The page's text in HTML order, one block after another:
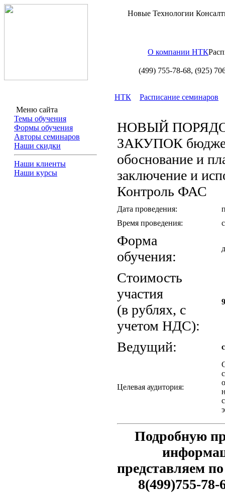
Новые Технологии
О компании НТК
(499) 755-78-68, (925)
Меню сайта
Темы обучения
Формы обучения
Авторы семинаров
Наши скидки
Наши клиенты
Наши курсы
НТК Расписание семинаров
НОВЫЙ
ЗАКУПОК
обоснование и
заключение и
Контроль ФАС
Дата проведения:
Время проведения:
Форма
обучения:
Стоимость
участия
(в рублях, с
учетом НДС):
Ведущий:
Целевая аудитория:
Подробную
представляем
8(499)755-